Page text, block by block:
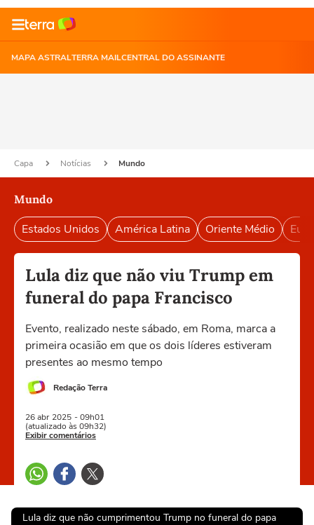
MAPA ASTRALTERRA MAILCENTRAL DO ASSINANTE
Capa Notícias Mundo
Mundo
Estados Unidos América Latina Oriente Médio
Lula diz que não viu Trump em
funeral do papa Francisco
Evento, realizado neste sábado, em Roma, marca a
primeira ocasião em que os dois líderes estiveram
presentes ao mesmo tempo
Redação Terra
26 abr 2025 - 09h01
(atualizado às 09h32)
Exibir comentários
Lula diz que não cumprimentou Trump no funeral do papa